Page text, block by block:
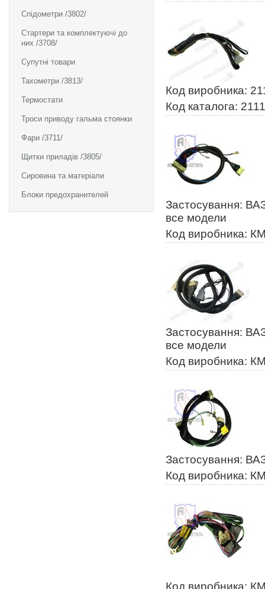
Спідометри /3802/
Стартери та комплектуючі до
них /3708/
Супутні товари
Тахометри /3813/
Термостати
Троси приводу гальма стоянки
Фари /3711/
Щитки приладів /3805/
Сировина та матеріали
Блоки предохранителей
Код виробника:
Код каталога:
Застосування:
все модели
Код виробника:
Застосування:
все модели
Код виробника:
Застосування:
Код виробника:
Код виробника: